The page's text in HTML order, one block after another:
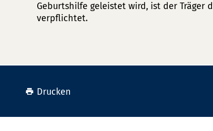
Geburtshilfe geleistet wird, ist der Träger
verpflichtet.
Drucken